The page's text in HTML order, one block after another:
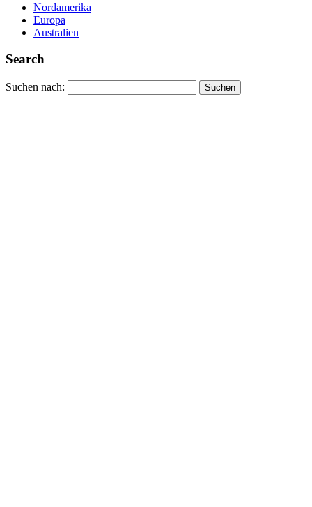
Nordamerika
Europa
Australien
Search
Suchen nach: